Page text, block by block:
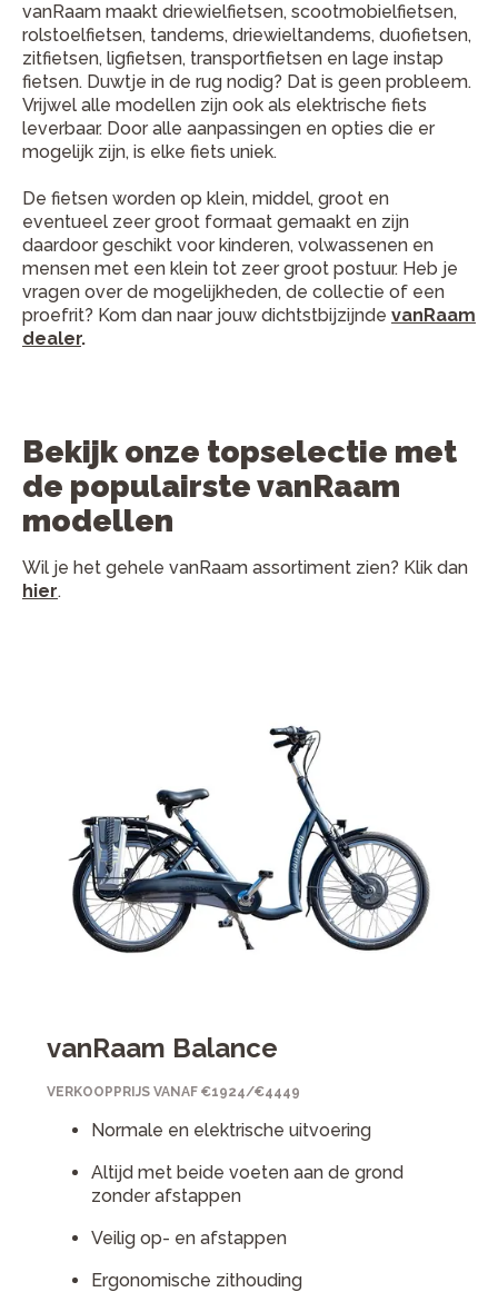
vanRaam maakt driewielfietsen, scootmobielfietsen,
rolstoelfietsen, tandems, driewieltandems, duofietsen,
zitfietsen, ligfietsen, transportfietsen en lage instap
fietsen. Duwtje in de rug nodig? Dat is geen probleem.
Vrijwel alle modellen zijn ook als elektrische fiets
leverbaar. Door alle aanpassingen en opties die er
mogelijk zijn, is elke fiets uniek.
De fietsen worden op klein, middel, groot en
eventueel zeer groot formaat gemaakt en zijn
daardoor geschikt voor kinderen, volwassenen en
mensen met een klein tot zeer groot postuur. Heb je
vragen over de mogelijkheden, de collectie of een
proefrit? Kom dan naar jouw dichtstbijzijnde vanRaam
dealer.
Bekijk onze topselectie met
de populairste vanRaam
modellen
Wil je het gehele vanRaam assortiment zien? Klik dan
hier.
vanRaam Balance
VERKOOPPRIJS VANAF €1924/€4449
Normale en elektrische uitvoering
Altijd met beide voeten aan de grond
zonder afstappen
Veilig op- en afstappen
Ergonomische zithouding